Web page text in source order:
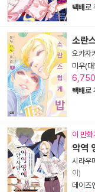
택배로
소란
오카자
미우(
6,750
택배로
이 만
악역
시라우
이)
데이즈